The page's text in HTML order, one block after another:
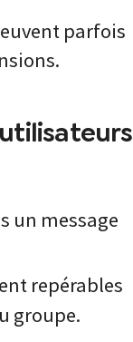
parfois
un message
repérables
groupe.